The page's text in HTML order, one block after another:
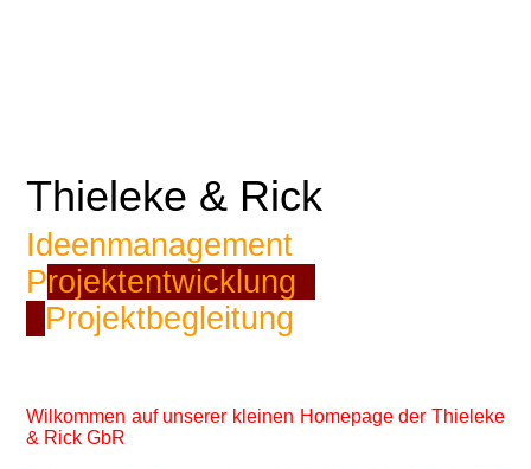
Thieleke & Rick
Ideenmanagement
Projektentwicklung
Projektbegleitung
Wilkommen auf unserer kleinen Homepage der Thieleke
& Rick GbR